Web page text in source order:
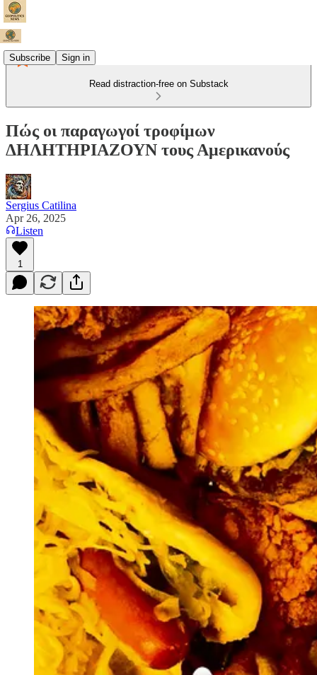
Subscribe Sign in
Read distraction-free on Substack
Πώς οι παραγωγοί τροφίμων
ΔΗΛΗΤΗΡΙΑΖΟΥΝ τους Αμερικανούς
Sergius Catilina
Apr 26, 2025
Listen
1